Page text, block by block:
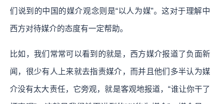
们说到的中国的媒介观念则是“以人为媒”。这对于理解中
西方对待媒介的态度有一定帮助。
比如，我们常常可以看到的就是，西方媒介报道了负面新
闻，很少有人上来就去指责媒介，而并且他们多半认为媒
介没有太大责任，它旁观，就是客观地报道，“谁让你干了